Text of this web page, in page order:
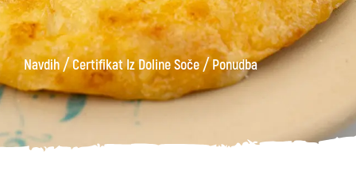
Navdih/Certifikat Iz Doline Soče/Ponudba